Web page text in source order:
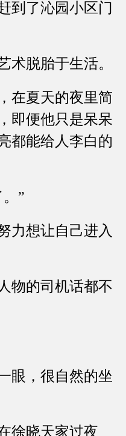
了沁园小区门
脱胎于生活。
夏天的夜里简
即便他只是呆呆
都能给人李白的
”
想让自己进入
的司机话都不
，很自然的坐
晓天家过夜